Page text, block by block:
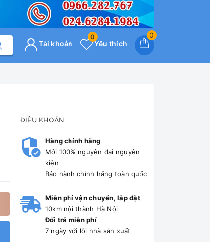
0
Yêu thích
0
Tài khoản
ĐIỀU KHOẢN
Hàng chính hãng
Mới 100% nguyên đai nguyên
kiện
Bảo hành chính hãng toàn quốc
Miễn phí vận chuyển, lắp đặt
10km nội thành Hà Nội
Đổi trả miễn phí
7 ngày với lỗi nhà sản xuất